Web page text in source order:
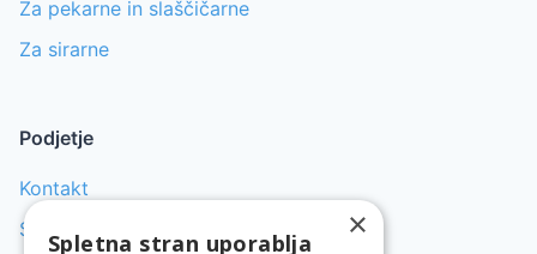
Za pekarne in slaščičarne
Za sirarne
Podjetje
Kontakt
Servis pomivalnih strojev
×
Spletna stran uporablja